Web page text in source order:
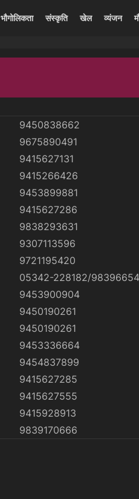
भौगोलिकता संस्कृति खेल व्यंजन
9450838662
9675890491
9415627131
9415266426
9453899881
9415627286
9838293631
9307113596
9721195420
05342-228182/
9453900904
9450190261
9450190261
9453336664
9454837899
9415627285
9415627555
9415928913
9839170666